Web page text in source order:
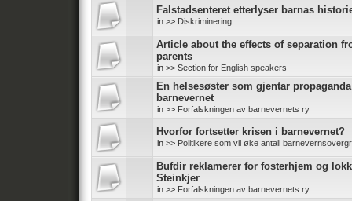
Falstadsenteret etterlyser barnas
in >> Diskriminering
Article about the effects of separation
parents
in >> Section for English speakers
En helsesøster som gjentar
barnevernet
in >> Forfalskningen av barnevernets ry
Hvorfor fortsetter krisen i barnevernet?
in >> Politikere som vil øke antall
Bufdir reklamerer for fosterhjem og
Steinkjer
in >> Forfalskningen av barnevernets ry